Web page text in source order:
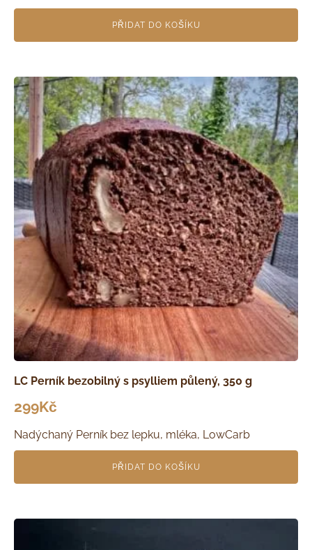
PŘIDAT DO KOŠÍKU
LC Perník bezobilný s psylliem půlený, 350 g
299Kč
Nadýchaný Perník bez lepku, mléka, LowCarb
PŘIDAT DO KOŠÍKU